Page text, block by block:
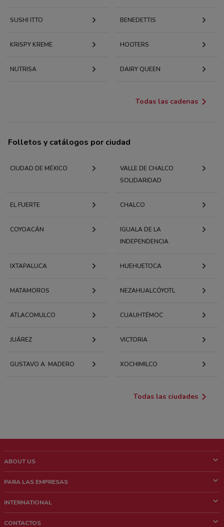
SUSHI ITTO BENEDETTIS
KRISPY KREME HOOTERS
NUTRISA DAIRY QUEEN
Todas las cadenas
Folletos y catálogos por ciudad
CIUDAD DE MÉXICO
VALLE DE CHALCO
SOLIDARIDAD
EL FUERTE CHALCO
COYOACÁN
IGUALA DE LA
INDEPENDENCIA
IXTAPALUCA HUEHUETOCA
MATAMOROS NEZAHUALCÓYOTL
ATLACOMULCO CUAUHTÉMOC
JUÁREZ VICTORIA
GUSTAVO A. MADERO XOCHIMILCO
Todas las ciudades
ABOUT US
¿Quiénes Somos?
PARA LAS EMPRESAS
Contacto comercial
INTERNATIONAL
CONTACTOS